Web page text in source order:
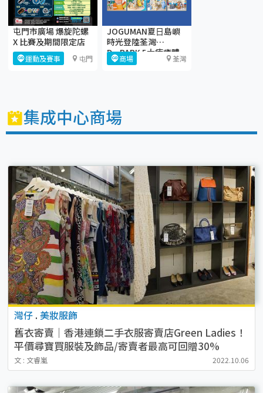
屯門市廣場 爆旋陀螺
X 比賽及期間限定店
運動及賽事 屯門
JOGUMAN夏⽇島嶼
時光登陸荃灣
D·PARK 5大療癒體
驗區+期間限定店
商場 荃灣
集成中心商場
灣仔 . 美妝服飾
舊衣寄賣｜香港連鎖二手衣服寄賣店Green Ladies！
平價尋寶買服裝及飾品/寄賣者最高可回贈30%
文 : 文睿嵐 2022.10.06